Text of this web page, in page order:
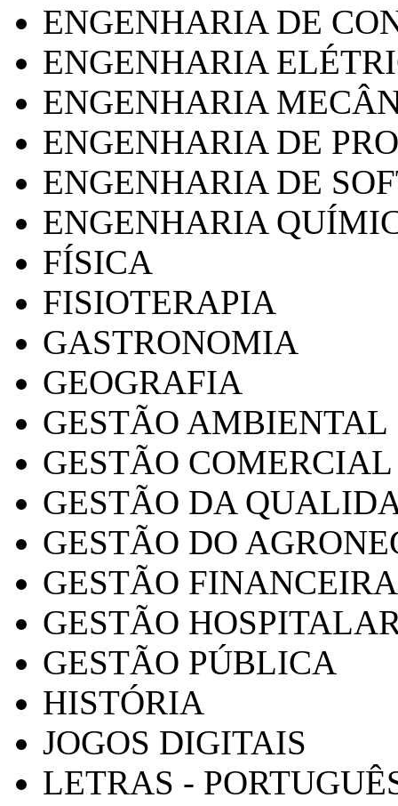
ENGENHARIA DE
ENGENHARIA
ENGENHARIA
ENGENHARIA DE
ENGENHARIA DE
ENGENHARIA
FÍSICA
FISIOTERAPIA
GASTRONOMIA
GEOGRAFIA
GESTÃO AMBIENTAL
GESTÃO COMERCIAL
GESTÃO DA
GESTÃO DO
GESTÃO FINANCEIRA
GESTÃO
GESTÃO PÚBLICA
HISTÓRIA
JOGOS DIGITAIS
LETRAS -